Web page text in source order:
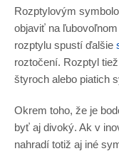
Rozptylovým
objaviť na
rozptylu spustí ďalšie
roztočení. Rozptyl
štyroch alebo piatich
Okrem toho, že je
byť aj divoký. Ak v
nahradí totiž aj iné